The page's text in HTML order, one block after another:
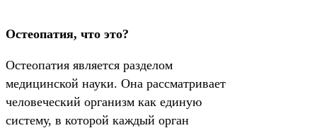
Остеопатия, что это?
Остеопатия является разделом
медицинской науки. Она рассматривает
человеческий организм как единую
систему, в которой каждый орган